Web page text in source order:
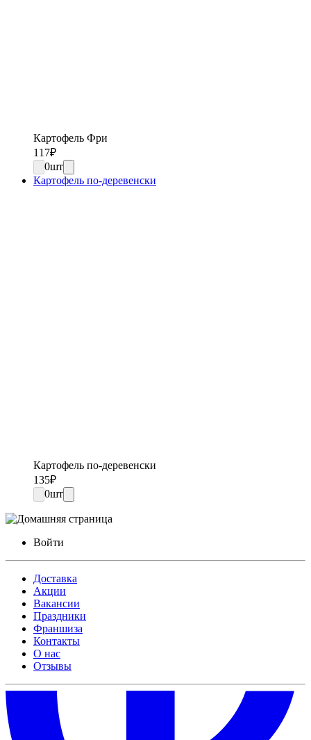
Картофель Фри
117₽
0шт
Картофель по-деревенски
Картофель по-деревенски
135₽
0шт
Войти
Доставка
Акции
Вакансии
Праздники
Франшиза
Контакты
О нас
Отзывы